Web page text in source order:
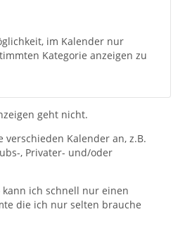
im Kalender nur
Kategorie anzeigen zu
geht nicht.
verschieden Kalender an, z.B.
, Privater- und/oder
kann ich schnell nur einen
die ich nur selten brauche